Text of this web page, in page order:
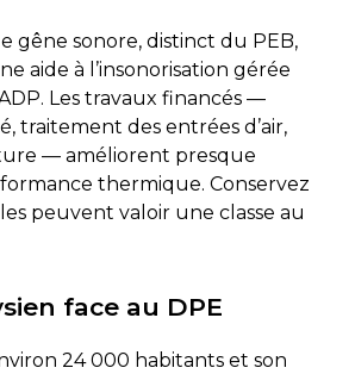
gêne sonore, distinct du PEB,
aide à l’insonorisation gérée
Les travaux financés —
traitement des entrées d’air,
— améliorent presque
thermique. Conservez
peuvent valoir une classe au
face au DPE
24 000 habitants et son